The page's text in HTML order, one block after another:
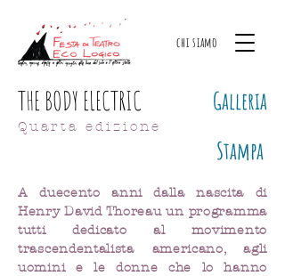
chi siamo
THE BODY ELECTRIC
Quarta edizione
Galleria
Stampa
A duecento anni dalla nascita di
Henry David Thoreau un programma
tutti dedicato al movimento
trascendentalista americano, agli
uomini e le donne che lo hanno